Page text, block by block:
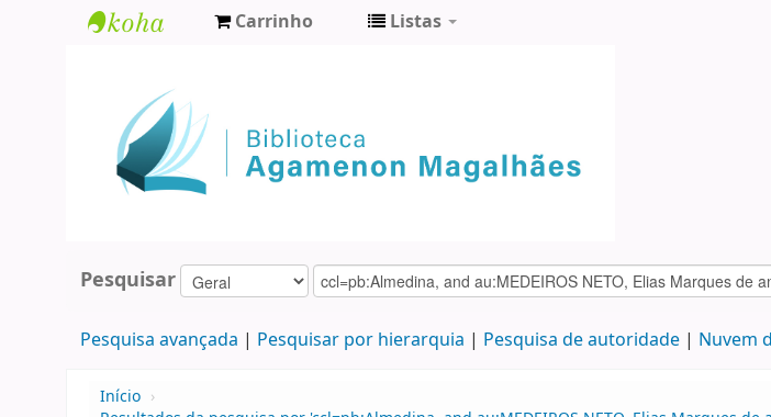
Agamenon
Magalhães
Carrinho Listas
Pesquisar
Pesquisa avançada Pesquisar por hierarquia Pesquisa de autoridade Nuvem
Início ›